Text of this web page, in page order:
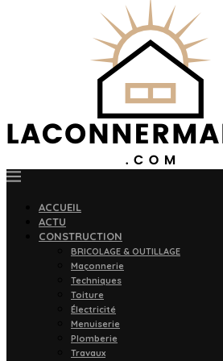
ACCUEIL
ACTU
CONSTRUCTION
BRICOLAGE & OUTILLAGE
Maçonnerie
Techniques
Toiture
Électricité
Menuiserie
Plomberie
Travaux